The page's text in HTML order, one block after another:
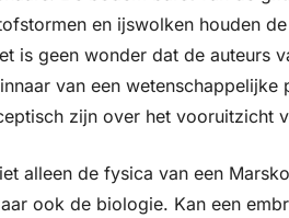
en ijswolken houden
is geen wonder dat de auteurs
van een wetenschappelijke
zijn over het vooruitzicht
alleen de fysica van een
ook de biologie. Kan een